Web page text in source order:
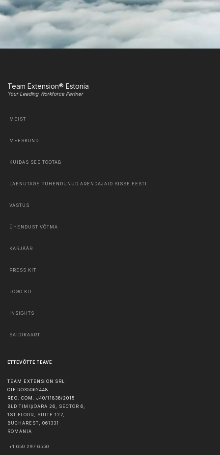
Team Extension® Estonia
Your Leading Workforce Partner
MEIST
MEESKOND
KUIDAS SEE TÖÖTAB
LAENUTAGE PÜHENDUNUD ARENDAJAID SISSE EESTI
VASTUS
ÜHENDUST VÕTMA
KARJÄÄR
PRESS KIT
LOGO KIT
INSIGHTS
SAIDIKAART
ETTEVÕTTE TEAVE
TEAM EXTENSION SRL
CIF RO35062448
REG. COM. J40/11836/2015
BLD TIMIȘOARA 26, SECTOR 6,
1ST FLOOR, SUITE 127,
BUCHAREST, 061331
ROMANIA
+1 650 297 6550